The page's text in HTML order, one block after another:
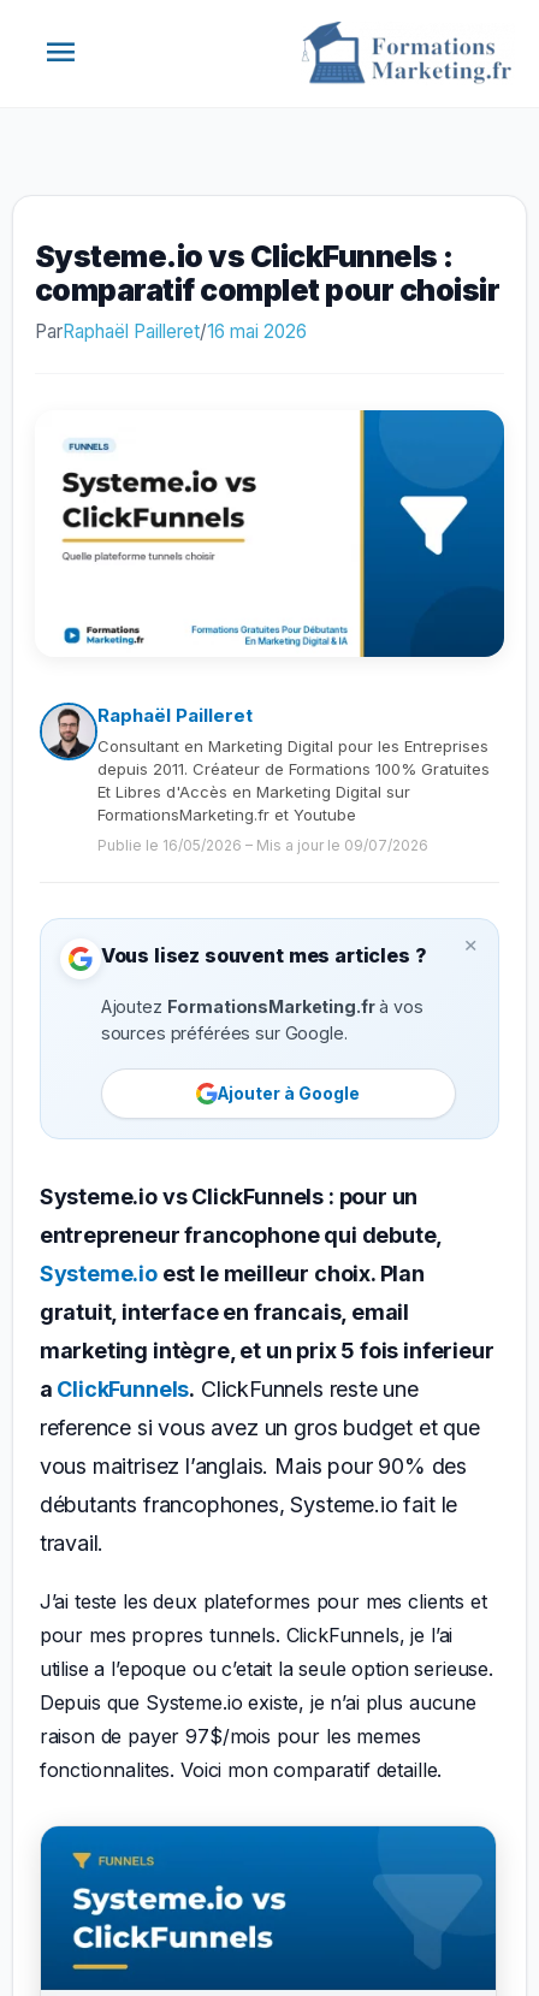
Menu
Systeme.io vs ClickFunnels :
comparatif complet pour choisir
ParRaphaël Pailleret/16 mai 2026
Raphaël Pailleret
Consultant en Marketing Digital pour les Entreprises
depuis 2011. Créateur de Formations 100% Gratuites
Et Libres d'Accès en Marketing Digital sur
FormationsMarketing.fr et Youtube
Publie le 16/05/2026 – Mis a jour le 09/07/2026
×
Vous lisez souvent mes articles ?
Ajoutez FormationsMarketing.frà vos
sources préférées sur Google.
Ajouter à Google
Systeme.io vs ClickFunnels : pour un
entrepreneur francophone qui debute,
Systeme.ioest le meilleur choix. Plan
gratuit, interface en francais, email
marketing intègre, et un prix 5 fois inferieur
a ClickFunnels. ClickFunnels reste une
reference si vous avez un gros budget et que
vous maitrisez l’anglais. Mais pour 90% des
débutants francophones, Systeme.io fait le
travail.
J’ai teste les deux plateformes pour mes clients et
pour mes propres tunnels. ClickFunnels, je l’ai
utilise a l’epoque ou c’etait la seule option serieuse.
Depuis que Systeme.io existe, je n’ai plus aucune
raison de payer 97$/mois pour les memes
fonctionnalites. Voici mon comparatif detaille.